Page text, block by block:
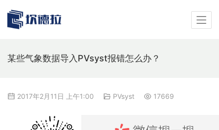
某些气象数据导入PVsyst报错怎么办？
2017年2月11日 上午1:00 PVsyst 17669